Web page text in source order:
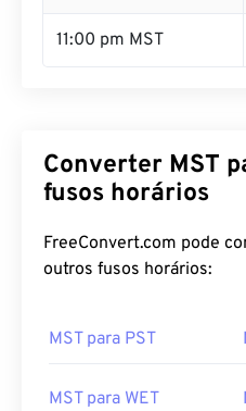
11:00 pm MST
Converter MST
fusos horários
FreeConvert.com pode
outros fusos horários:
MST para PST
MST para WET